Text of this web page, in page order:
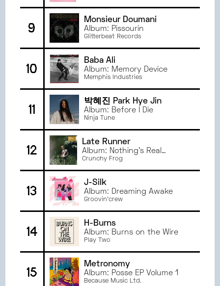
9
Monsieur Doumani
Album: Pissourin
Glitterbeat Records
10
Baba Ali
Album: Memory Device
Memphis Industries
11
박혜진 Park Hye Jin
Album: Before I Die
Ninja Tune
12
Late Runner
Album: Nothing's Real
Anymore
Crunchy Frog
13
J-Silk
Album: Dreaming Awake
Groovin'crew
14
H-Burns
Album: Burns on the Wire
Play Two
15
Metronomy
Album: Posse EP Volume 1
Because Music Ltd.